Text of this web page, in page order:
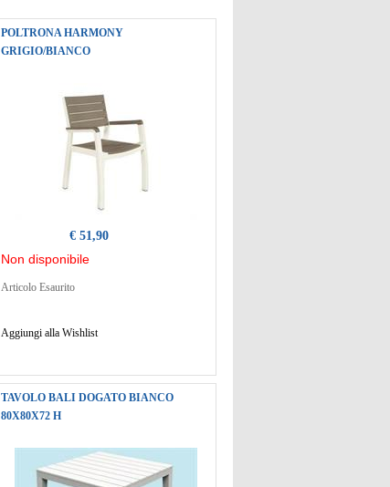
POLTRONA HARMONY
GRIGIO/BIANCO
€ 51,90
Non disponibile
Articolo Esaurito
Aggiungi alla Wishlist
TAVOLO BALI DOGATO BIANCO
80X80X72 H